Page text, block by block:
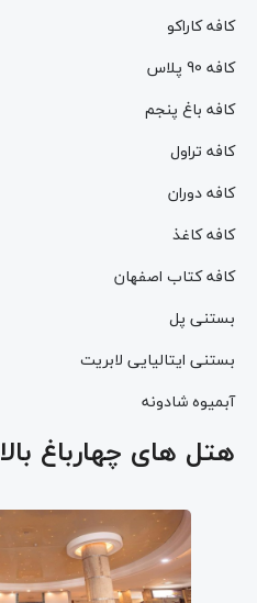
کافه کاراکو
کافه 90 پلاس
کافه باغ پنجم
کافه تراول
کافه دوران
کافه کاغذ
کافه کتاب اصفهان
بستنی پل
بستنی ایتالیایی لابریت
آبمیوه شادونه
هتل‌ های چهارباغ بالا